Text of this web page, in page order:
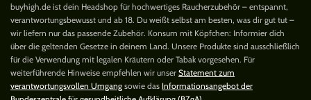
buyhigh.de ist dein Headshop für hochwertiges Raucherzubehör – entspannt,
verantwortungsbewusst und ab 18. Du weißt selbst am besten, was dir gut tut –
wir liefern nur das passende Zubehör. Konsum mit Köpfchen: Informier dich
über die geltenden Gesetze in deinem Land. Unsere Produkte sind ausschließlich
für die Verwendung mit legalen Kräutern oder Tabak vorgesehen. Für
weiterführende Hinweise empfehlen wir unser Statement zum
verantwortungsvollen Umgang sowie das Informationsangebot der